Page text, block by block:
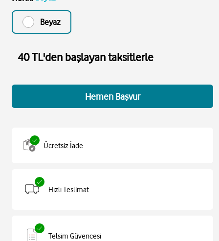
Beyaz
40 TL'den başlayan taksitlerle
Hemen Başvur
Ücretsiz İade
Hızlı Teslimat
Telsim Güvencesi